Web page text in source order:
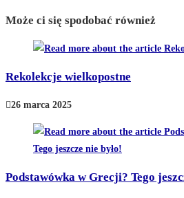
Może ci się spodobać również
Rekolekcje wielkopostne
26 marca 2025
Podstawówka w Grecji? Tego